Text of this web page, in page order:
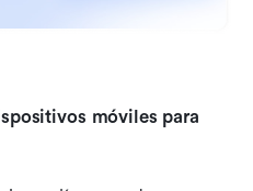
móviles para